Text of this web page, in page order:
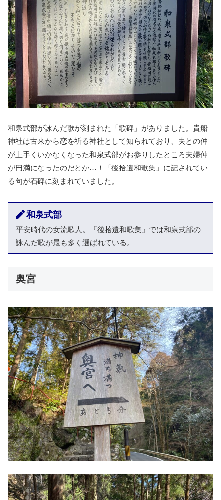
和泉式部が詠んだ歌が刻まれた「歌碑」がありました。貴船
神社は古来から恋を祈る神社として知られており、夫との仲
が上手くいかなくなった和泉式部がお参りしたところ夫婦仲
が円満になったのだとか…！「後拾遺和歌集」に記されてい
る句が石碑に刻まれていました。
和泉式部
平安時代の女流歌人。『後拾遺和歌集』では和泉式部の
詠んだ歌が最も多く選ばれている。
奥宮